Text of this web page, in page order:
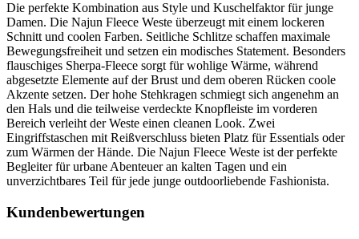
Die perfekte Kombination aus Style und Kuschelfaktor für junge
Damen. Die Najun Fleece Weste überzeugt mit einem lockeren
Schnitt und coolen Farben. Seitliche Schlitze schaffen maximale
Bewegungsfreiheit und setzen ein modisches Statement. Besonders
flauschiges Sherpa-Fleece sorgt für wohlige Wärme, während
abgesetzte Elemente auf der Brust und dem oberen Rücken coole
Akzente setzen. Der hohe Stehkragen schmiegt sich angenehm an
den Hals und die teilweise verdeckte Knopfleiste im vorderen
Bereich verleiht der Weste einen cleanen Look. Zwei
Eingriffstaschen mit Reißverschluss bieten Platz für Essentials oder
zum Wärmen der Hände. Die Najun Fleece Weste ist der perfekte
Begleiter für urbane Abenteuer an kalten Tagen und ein
unverzichtbares Teil für jede junge outdoorliebende Fashionista.
Kundenbewertungen